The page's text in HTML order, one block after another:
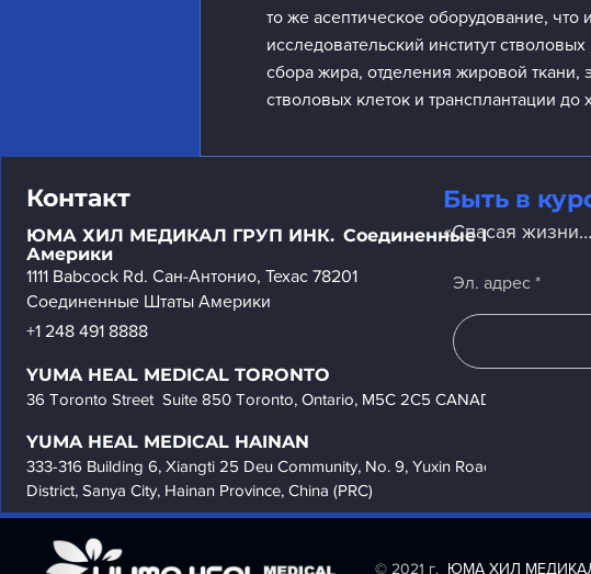
то же асептическое оборудование, что и
исследовательский институт стволовых
сбора жира, отделения жировой ткани,
стволовых клеток и трансплантации до
Контакт
ЮМА ХИЛ МЕДИКАЛ ГРУП ИНК. Соединенные Штаты
Америки
1111 Babcock Rd. Сан-Антонио, Техас 78201
Соединенные Штаты Америки
+1 248 491 8888
YUMA HEAL MEDICAL TORONTO
36 Toronto Street Suite 850 Toronto, Ontario, M5C 2C5 CANADA
YUMA HEAL MEDICAL HAINAN
333-316 Building 6, Xiangti 25 Deu Community, No. 9, Yuxin Road, Tianya
District, Sanya City, Hainan Province, China (PRC)
Быть в
«Спасая
Эл. адрес
© 2021 г. ЮМА ХИЛ